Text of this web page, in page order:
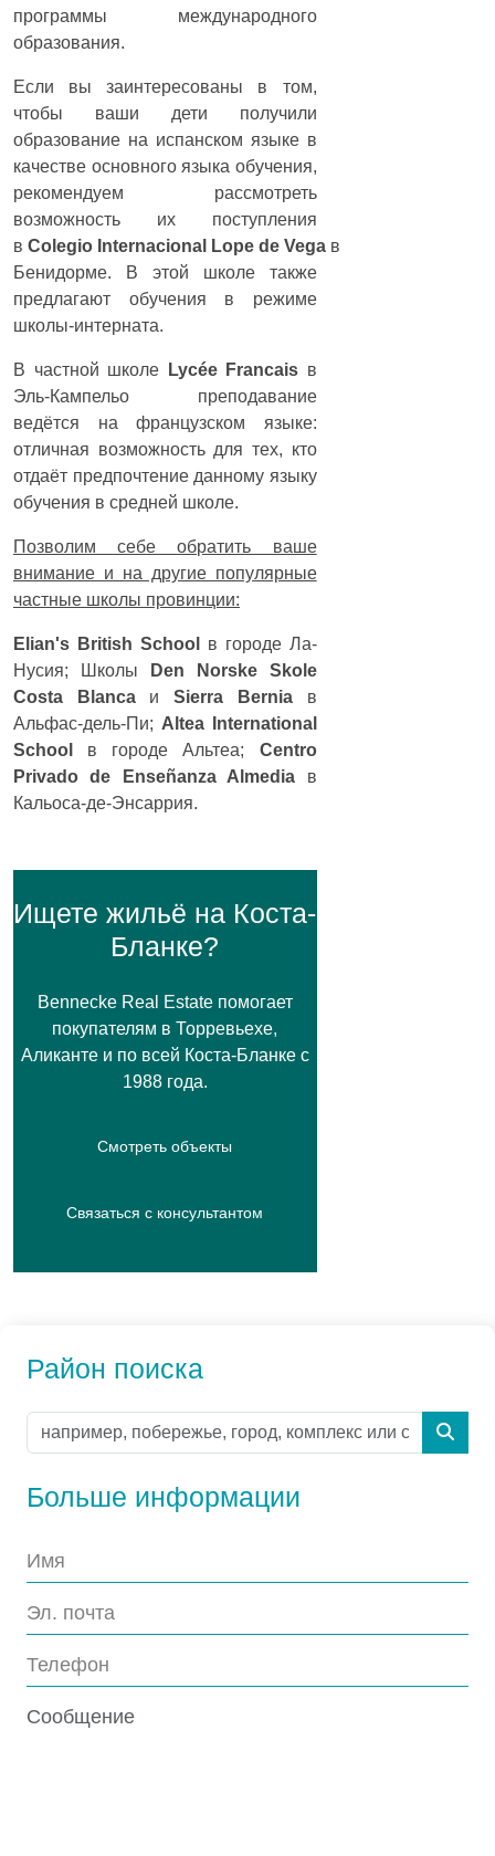
программы международного
образования.
Если вы заинтересованы в том,
чтобы ваши дети получили
образование на испанском языке в
качестве основного языка обучения,
рекомендуем рассмотреть
возможность их поступления
в Colegio Internacional Lope de Vega в
Бенидорме. В этой школе также
предлагают обучения в режиме
школы-интерната.
В частной школе Lycée Francais в
Эль-Кампельо преподавание
ведётся на французском языке:
отличная возможность для тех, кто
отдаёт предпочтение данному языку
обучения в средней школе.
Позволим себе обратить ваше
внимание и на другие популярные
частные школы провинции:
Elian's British School
в городе Ла-
Нусия; Школы
Den Norske Skole
Costa BlancaиSierra Berniaв
Альфас-дель-Пи; Altea International
School
в городе Альтеа; Centro
Privado de Enseñanza Almedia в
Кальоса-де-Энсаррия.
Ищете жильё на Коста-
Бланке?
Bennecke Real Estate помогает
покупателям в Торревьехе,
Аликанте и по всей Коста-Бланке с
1988 года.
Смотреть объекты
Связаться с консультантом
Район поиска
Больше информации